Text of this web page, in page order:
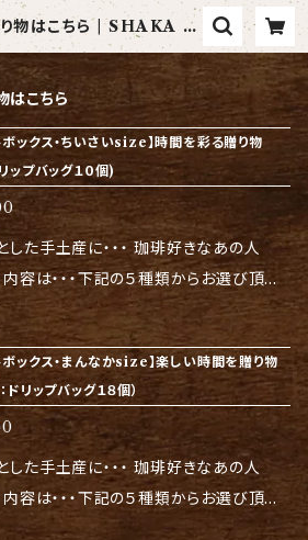
nline Shop
物はこちら
ボックス・ちいさいsize】時間を彩る贈り物
ップバッグ１０個)
した手土産に・・・ 珈琲好きなあの人
内容は・・・下記の５種類からお選び頂け
ヒーバッグ3個/水出しバッグ3個 ♠️ド
ッグ１０個入り ♠️コーヒーバッグ１０
♠️ドリップバッグ５個・コーヒーバッグ
詰め合わせ （珈琲は好きだけど簡単に
に） ※ドリップバッグとは、カッ
トししてお湯を注ぐだけでお家で本格的
いコーヒーを淹れることが出来ます。
ボックス・まんなかsize】楽しい時間を贈り物
ドリップバッグ１８個）
した手土産に・・・ 珈琲好きなあの人